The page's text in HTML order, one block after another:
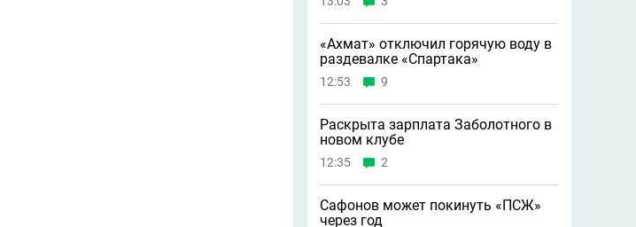
«Ахмат» отключил горячую воду в
раздевалке «Спартака»
12:53 9
Раскрыта зарплата Заболотного в
новом клубе
12:35 2
Сафонов может покинуть «ПСЖ»
через год